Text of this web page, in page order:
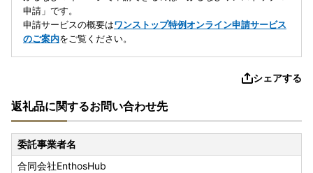
申請」です。
申請サービスの概要はワンストップ特例オンライン申請サービス
のご案内をご覧ください。
シェアする
返礼品に関するお問い合わせ先
委託事業者名
合同会社EnthosHub